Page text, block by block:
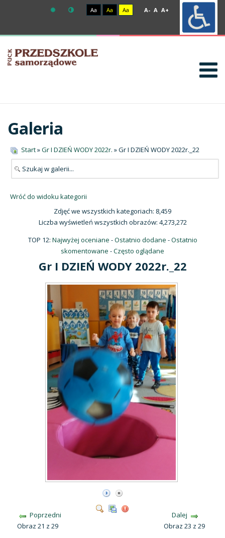
Aa Aa Aa A- A A+
Galeria
Start»Gr I DZIEŃ WODY 2022r. » Gr I DZIEŃ WODY 2022r._22
Wróć do widoku kategorii
Zdjęć we wszystkich kategoriach: 8,459
Liczba wyświetleń wszystkich obrazów: 4,273,272
TOP 12: Najwyżej oceniane -Ostatnio dodane -Ostatnio
skomentowane -Często oglądane
Gr I DZIEŃ WODY 2022r._22
Poprzedni
Obraz 21 z 29
Dalej
Obraz 23 z 29